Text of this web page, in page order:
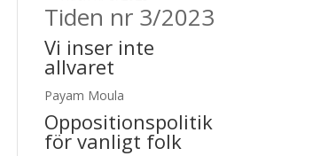
Tiden nr 3/2023
Vi inser inte
allvaret
Payam Moula
Oppositionspolitik
för vanligt folk